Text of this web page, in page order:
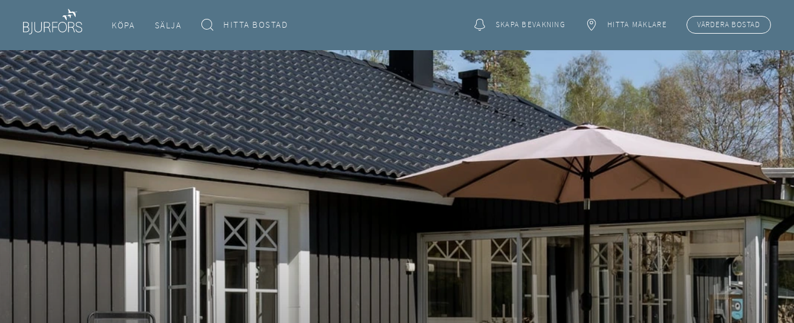
KÖPA SÄLJA HITTA BOSTAD SKAPA BEVAKNING HITTA MÄKLARE VÄRDERA BOSTAD